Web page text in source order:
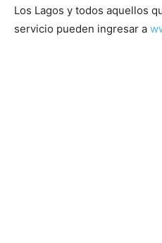
Los Lagos y todos aquellos
servicio pueden ingresar a